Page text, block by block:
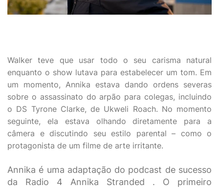
Walker teve que usar todo o seu carisma natural
enquanto o show lutava para estabelecer um tom. Em
um momento, Annika estava dando ordens severas
sobre o assassinato do arpão para colegas, incluindo
o DS Tyrone Clarke, de Ukweli Roach. No momento
seguinte, ela estava olhando diretamente para a
câmera e discutindo seu estilo parental – como o
protagonista de um filme de arte irritante.
Annika é uma adaptação do podcast de sucesso
da Radio 4 Annika Stranded . O primeiro